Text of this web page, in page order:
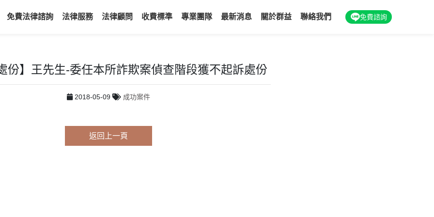
免費法律諮詢 法律服務 法律顧問 收費標準 專業團隊 最新消息 關於群益 聯絡我們 免費諮詢
份】王先生-委任本所詐欺案偵查階段獲不起訴處份
2018-05-09 成功案件
返回上一頁